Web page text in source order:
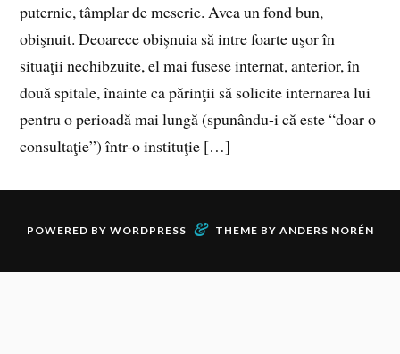
puternic, tâmplar de meserie. Avea un fond bun,
obişnuit. Deoarece obișnuia să intre foarte uşor în
situaţii nechibzuite, el mai fusese internat, anterior, în
două spitale, înainte ca părinţii să solicite internarea lui
pentru o perioadă mai lungă (spunându-i că este “doar o
consultaţie”) într-o instituţie […]
POWERED BY WORDPRESS & THEME BY ANDERS NORÉN